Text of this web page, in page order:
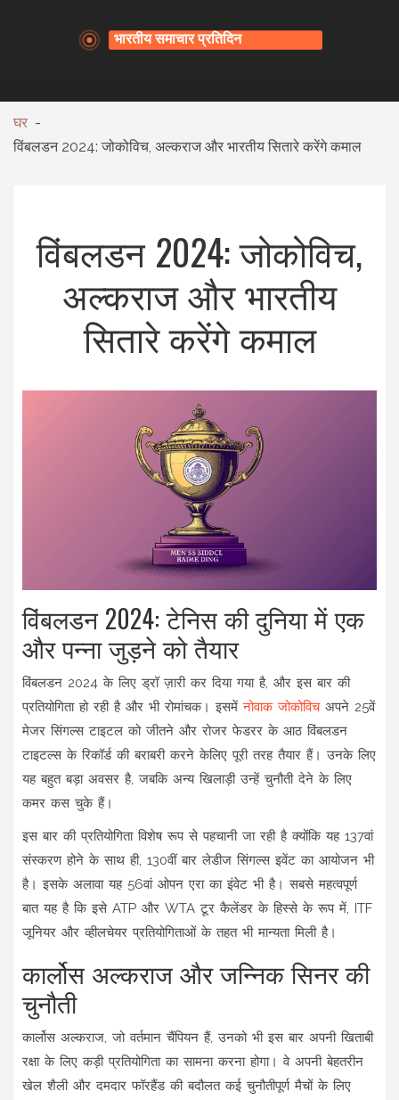
घर
विंबलडन 2024: जोकोविच, अल्कराज और भारतीय सितारे करेंगे कमाल
विंबलडन 2024: जोकोविच,
अल्कराज और भारतीय
सितारे करेंगे कमाल
विंबलडन 2024: टेनिस की दुनिया में एक
और पन्ना जुड़ने को तैयार
विंबलडन 2024 के लिए ड्रॉ ज़ारी कर दिया गया है, और इस बार की
प्रतियोगिता हो रही है और भी रोमांचक। इसमेंनोवाक जोकोविचअपने 25वें
मेजर सिंगल्स टाइटल को जीतने और रोजर फेडरर के आठ विंबलडन
टाइटल्स के रिकॉर्ड की बराबरी करने केलिए पूरी तरह तैयार हैं। उनके लिए
यह बहुत बड़ा अवसर है, जबकि अन्य खिलाड़ी उन्हें चुनौती देने के लिए
कमर कस चुके हैं।
इस बार की प्रतियोगिता विशेष रूप से पहचानी जा रही है क्योंकि यह 137वां
संस्करण होने के साथ ही, 130वीं बार लेडीज सिंगल्स इवेंट का आयोजन भी
है। इसके अलावा यह 56वां ओपन एरा का इंवेट भी है। सबसे महत्वपूर्ण
बात यह है कि इसे ATP और WTA टूर कैलेंडर के हिस्से के रूप में, ITF
जूनियर और व्हीलचेयर प्रतियोगिताओं के तहत भी मान्यता मिली है।
कार्लोस अल्कराज और जन्निक सिनर की
चुनौती
कार्लोस अल्कराज, जो वर्तमान चैंपियन हैं, उनको भी इस बार अपनी खिताबी
रक्षा के लिए कड़ी प्रतियोगिता का सामना करना होगा। वे अपनी बेहतरीन
खेल शैली और दमदार फॉरहैंड की बदौलत कई चुनौतीपूर्ण मैचों के लिए